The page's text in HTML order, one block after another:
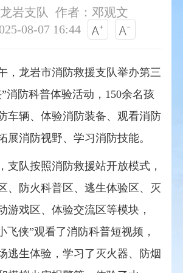
岩支队
作者：邓观文
08-07 16:44
，龙岩市消防救援支队举办第三
消防科普体验活动，150余名孩
车辆、体验消防装备、观看消防
展消防视野、学习消防技能。
支队按照消防救援站开放模式，
、防火科普区、逃生体验区、灭
游戏区、体验交流区等模块，
飞侠”观看了消防科普短视频，
逃生体验，学习了灭火器、防烟